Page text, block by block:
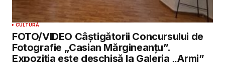
CULTURĂ
FOTO/VIDEO Câștigătorii Concursului de
Fotografie „Casian Mărgineanțu”.
Expoziția este deschisă la Galeria „Armi”